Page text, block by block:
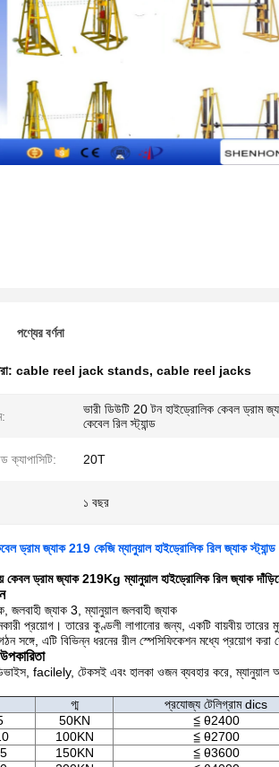
পণ্যের বর্ণনা
cable reel jack stands, cable reel jacks
ভারী ডিউটি ​​20 টন হাইড্রোলিক কেবল ড্রাম
কেবেল রিল স্ট্যান্ড
ক্যাপাসিটি: 20T
১ বছর
ড্রাম জ্যাক 219 কেজি ম্যানুয়াল হাইড্রোলিক রিল জ্যাক স্ট্যান্ড
কেবল ড্রাম জ্যাক 219Kg ম্যানুয়াল হাইড্রোলিক রিল জ্যাক
জলবাহী জ্যাক 3, ম্যানুয়াল জলবাহী জ্যাক
প্রয়োগ। তারের কুণ্ডলী লাগানোর জন্য, একটি বায়বীয়
এটি বিভিন্ন ধরনের রীল স্পেসিফিকেশন মধ্যে প্রয়োগ করা
facilely, টেকসই এবং হালকা ওজন ব্যবহার করে, ম্যানুয়াল
গ্ম প্রযোজ্য টেলিগ্রাম dics
50KN ≦ θ2400
100KN ≦ θ2700
150KN ≦ θ3600